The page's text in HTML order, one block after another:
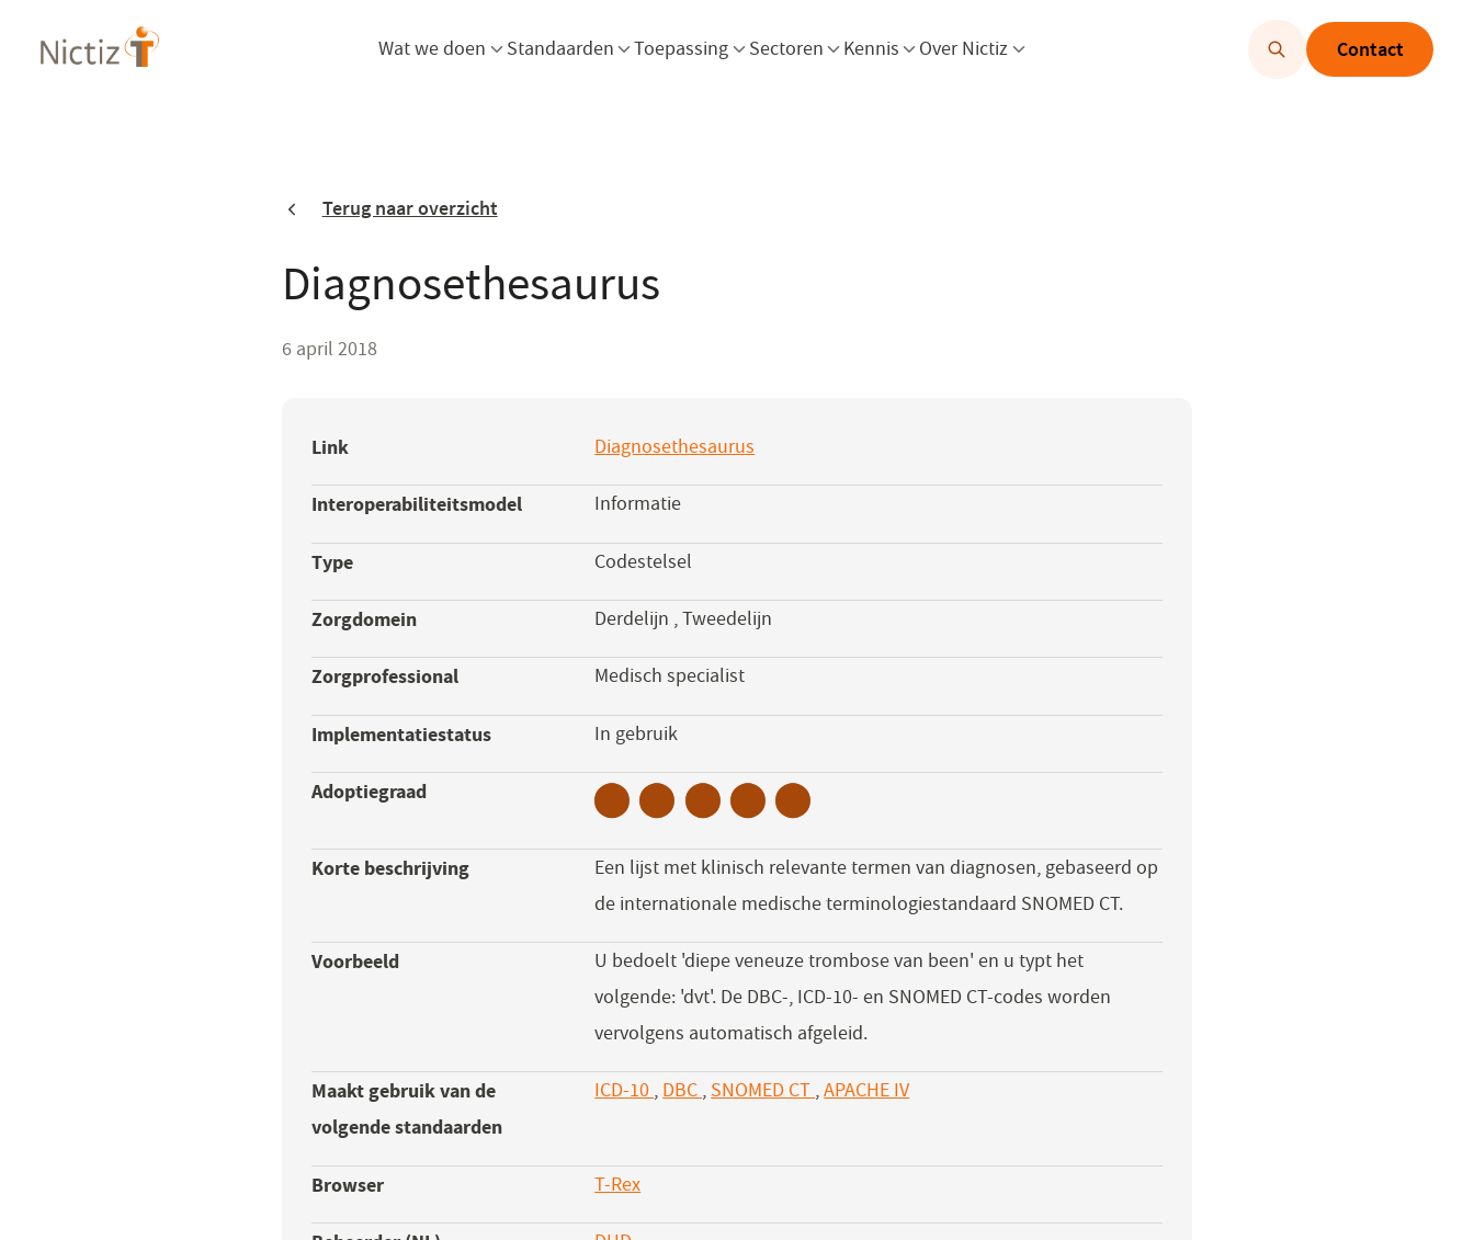
en
Wat we doen Menu openen
Standaarden Menu openen
Toepassing Menu openen
Sectoren Menu openen
Kennis Menu openen
Over Nictiz Contact
Terug naar overzicht
Diagnosethesaurus
6 april 2018
Link Diagnosethesaurus
in
Interoperabiliteitsmodel Informatie
Type Codestelsel
Zorgdomein Derdelijn ,Tweedelijn
Zorgprofessional Medisch specialist
Implementatiestatus In gebruik
Adoptiegraad
Korte beschrijving
Een lijst met klinisch relevante termen van diagnosen, gebaseerd op
de internationale medische terminologiestandaard SNOMED CT.
Voorbeeld
U bedoelt 'diepe veneuze trombose van been' en u typt het
volgende: 'dvt'. De DBC-, ICD-10- en SNOMED CT-codes worden
vervolgens automatisch afgeleid.
Maakt gebruik van de
volgende standaarden
ICD-10 , DBC , SNOMED CT ,APACHE IV
Browser T-Rex
in